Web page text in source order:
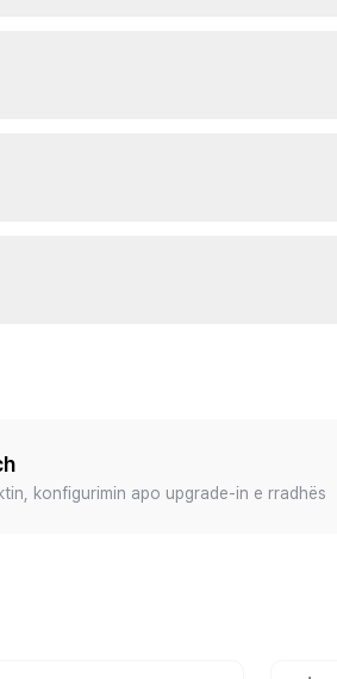
konfigurimin apo upgrade-in e rradhës